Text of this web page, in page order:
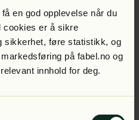
en god opplevelse når du
cookies er å sikre
sikkerhet, føre statistikk, og
på fabel.no og
innhold for deg.